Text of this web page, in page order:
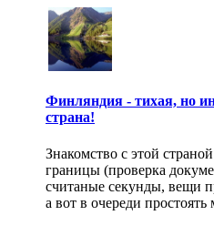
Финляндия - тихая, но
страна!
Знакомство с этой
границы (проверка
считаные секунды, вещи
а вот в очереди